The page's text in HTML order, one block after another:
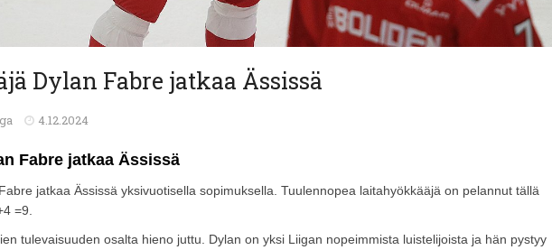
Dylan Fabre jatkaa Ässissä
4.12.2024
Fabre jatkaa Ässissä
jatkaa Ässissä yksivuotisella sopimuksella. Tuulennopea laitahyökkääjä on pelannut tällä
=9.
tulevaisuuden osalta hieno juttu. Dylan on yksi Liigan nopeimmista luistelijoista ja hän pystyy